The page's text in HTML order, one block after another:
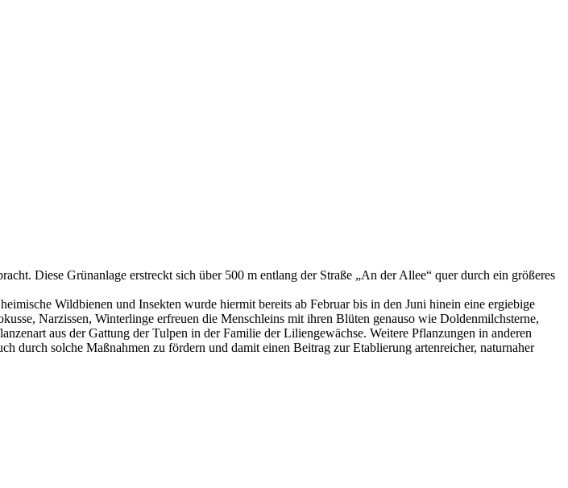
Diese Grünanlage erstreckt sich über 500 m entlang der Straße „An der Allee“ quer durch ein größeres
Wildbienen und Insekten wurde hiermit bereits ab Februar bis in den Juni hinein eine ergiebige
Narzissen, Winterlinge erfreuen die Menschleins mit ihren Blüten genauso wie Doldenmilchsterne,
aus der Gattung der Tulpen in der Familie der Liliengewächse. Weitere Pflanzungen in anderen
durch solche Maßnahmen zu fördern und damit einen Beitrag zur Etablierung artenreicher, naturnaher